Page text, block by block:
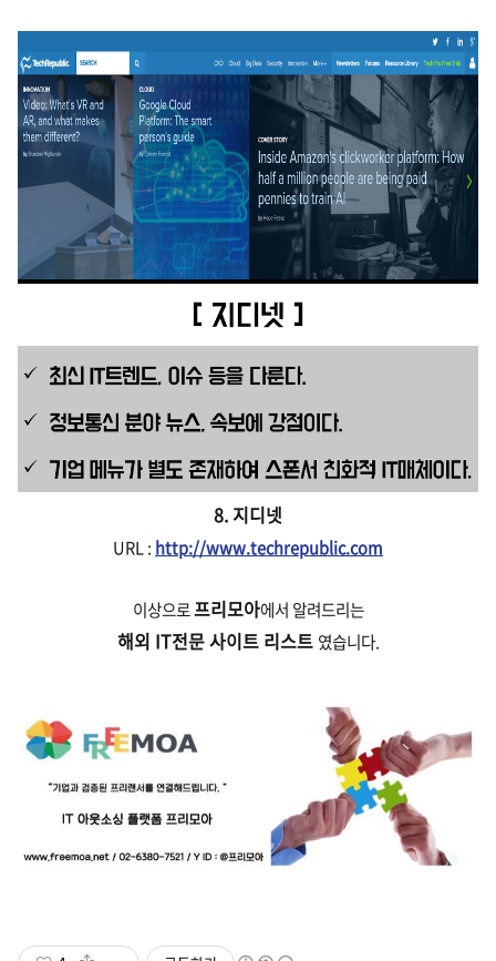
8. 지디넷
URL : http://www.techrepublic.com
이상으로프리모아에서 알려드리는
해외 IT전문 사이트 리스트 였습니다.